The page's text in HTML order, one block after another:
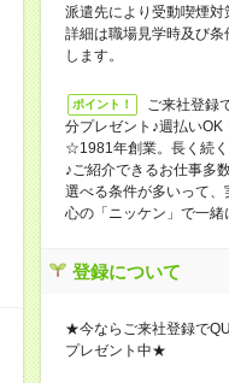
派遣先により受動喫煙対
詳細は職場見学時及び
します。
ポイント！
ご来社登録
分プレゼント♪週払いOK
☆1981年創業。長く続
♪ご紹介できるお仕事多数
選べる条件が多いって
心の「ニッケン」で一緒
登録について
★今ならご来社登録で
プレゼント中★